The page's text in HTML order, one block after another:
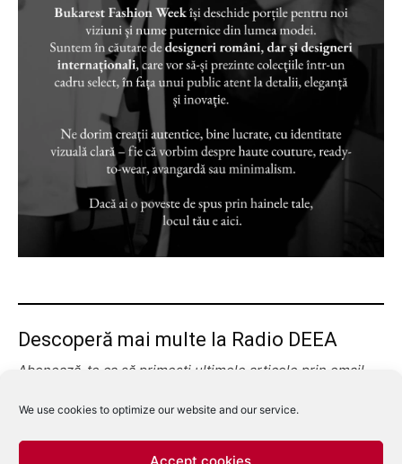
We use cookies to optimize our website and our service.
Accept cookies
Descoperă mai multe la Radio DEEA
Abonează-te ca să primești ultimele articole prin email.
Abonează-te